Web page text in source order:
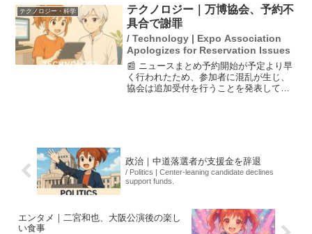
ことを示しており、各企業との連携が進
められています。...
テクノロジー・科学
テクノロジー｜万博協会、予約不
具合で謝罪
/ Technology | Expo Association
Apologizes for Reservation Issues
📰 ニュースまとめ予約開始が予定より早
く行われたため、参加者に混乱が生じ、
協会は追加受付を行うことを発表してい
政治｜中道落選者が支援金を辞退
/ Politics | Center-leaning candidate declines
support funds.
エンタメ｜二宮和也、大阪公演後の楽し
い食事